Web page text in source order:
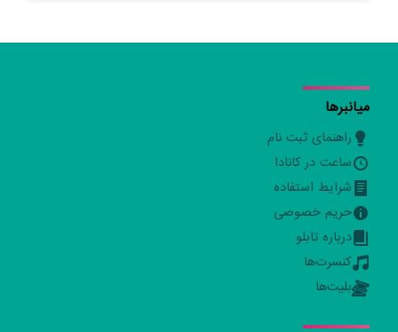
میانبرها
راهنمای ثبت نام
ساعت در کانادا
شرایط استفاده
حریم خصوصی
درباره تابلو
کنسرت‌ها
بلیت‌ها